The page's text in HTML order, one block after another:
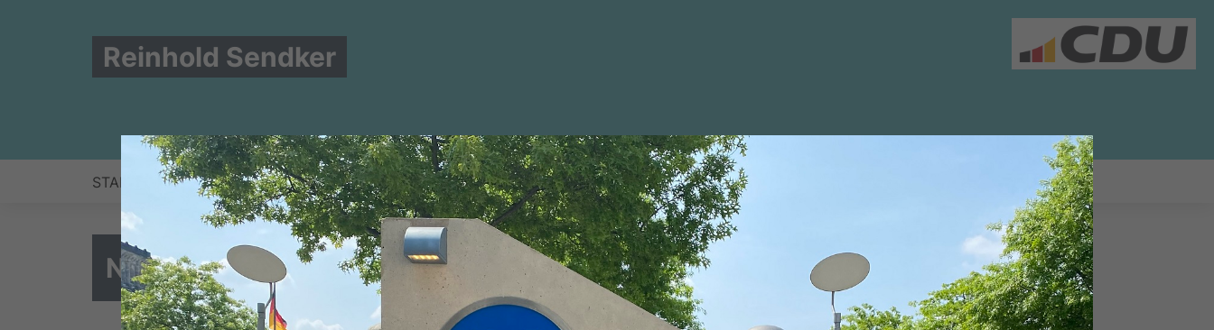
Reinhold Sendker
START NEWS ZUR PERSON BERLIN WAHLKREIS POSITIONEN BILDER NEWSLETTER
NEUES AUS DER PARLAMENTSWOCHE